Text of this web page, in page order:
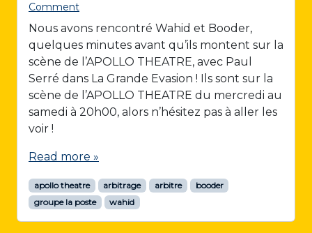
Comment
Nous avons rencontré Wahid et Booder,
quelques minutes avant qu’ils montent sur la
scène de l’APOLLO THEATRE, avec Paul
Serré dans La Grande Evasion ! Ils sont sur la
scène de l’APOLLO THEATRE du mercredi au
samedi à 20h00, alors n’hésitez pas à aller les
voir !
Read more »
apollo theatre arbitrage arbitre
booder
groupe la poste
wahid